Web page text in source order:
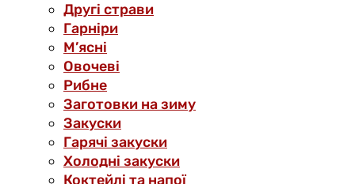
Другі страви
Гарніри
М’ясні
Овочеві
Рибне
Заготовки на зиму
Закуски
Гарячі закуски
Холодні закуски
Коктейлі та напої